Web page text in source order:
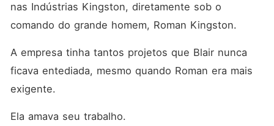
nas Indústrias Kingston, diretamente sob o
comando do grande homem, Roman Kingston.
A empresa tinha tantos projetos que Blair nunca
ficava entediada, mesmo quando Roman era mais
exigente.
Ela amava seu trabalho.